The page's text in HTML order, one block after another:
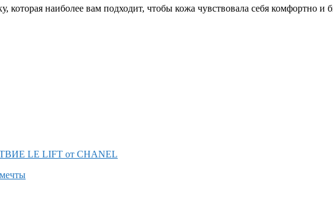
которая наиболее вам подходит, чтобы кожа чувствовала себя комфортно и
LE LIFT от CHANEL